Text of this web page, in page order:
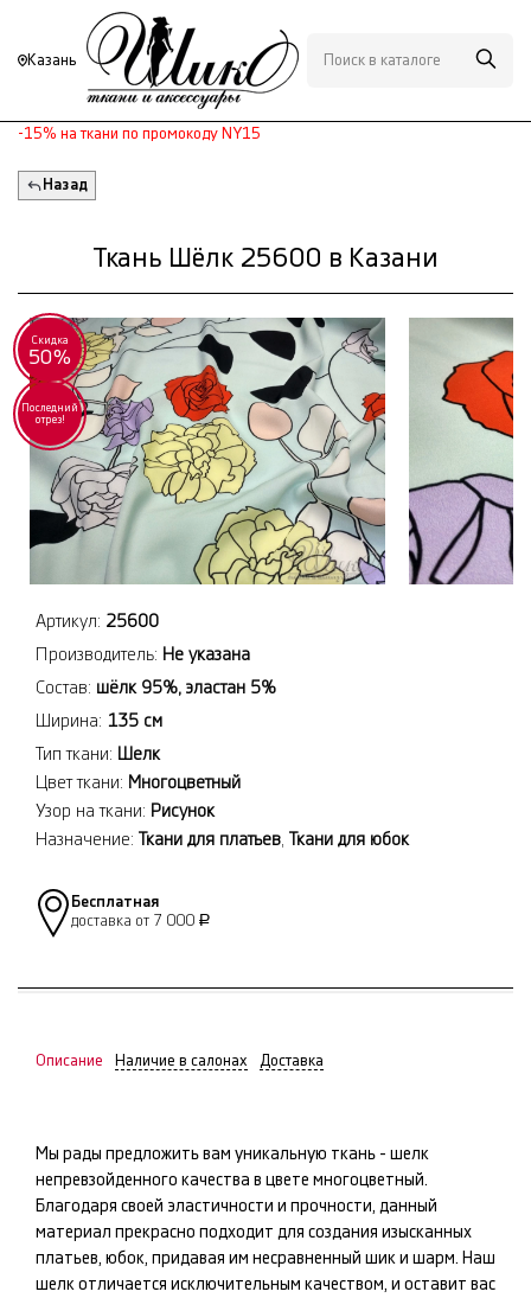
Казань
-15% на ткани по промокоду NY15
Назад
Ткань Шёлк 25600 в Казани
Скидка
50%
Последний
отрез!
Артикул: 25600
Производитель: Не указана
Состав: шёлк 95%, эластан 5%
Ширина: 135 см
Тип ткани: Шелк
Цвет ткани: Многоцветный
Узор на ткани: Рисунок
Назначение: Ткани для платьев Ткани для юбок
Бесплатная
доставка от 7 000 Р
Описание Наличие в салонах Доставка
Мы рады предложить вам уникальную ткань - шелк
непревзойденного качества в цвете многоцветный.
Благодаря своей эластичности и прочности, данный
материал прекрасно подходит для создания изысканных
платьев, юбок, придавая им несравненный шик и шарм. Наш
шелк отличается исключительным качеством, и оставит вас